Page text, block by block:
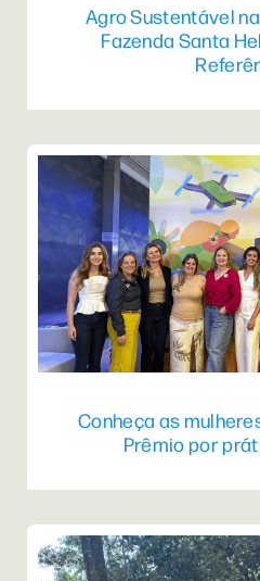
Agro Sustentável
Fazenda Santa
Conheça as
Prêmio por